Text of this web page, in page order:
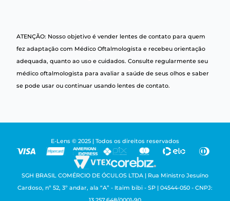
ATENÇÃO: Nosso objetivo é vender lentes de contato para quem
fez adaptação com Médico Oftalmologista e recebeu orientação
adequada, quanto ao uso e cuidados. Consulte regularmente seu
médico oftalmologista para avaliar a saúde de seus olhos e saber
se pode usar ou continuar usando lentes de contato.
E-Lens © 2025 | Todos os direitos reservados
SGH BRASIL COMÉRCIO DE ÓCULOS LTDA | Rua Ministro Jesuíno
Cardoso, nº 52, 3º andar, ala “A” - Itaim bibi - SP | 04544-050 - CNPJ: